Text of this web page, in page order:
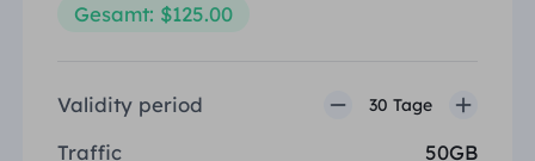
Gesamt: $125.00
Validity period 30 Tage
Traffic
50GB